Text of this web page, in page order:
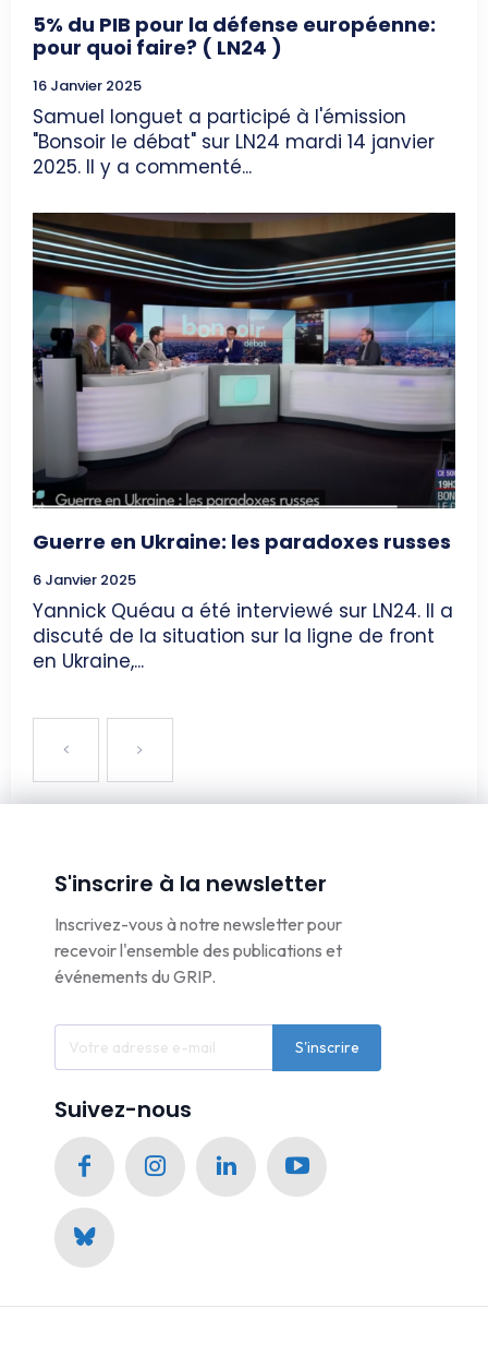
5% du PIB pour la défense européenne:
pour quoi faire? ( LN24 )
16 Janvier 2025
Samuel longuet a participé à l'émission
"Bonsoir le débat" sur LN24 mardi 14 janvier
2025. Il y a commenté...
Guerre en Ukraine: les paradoxes russes
6 Janvier 2025
Yannick Quéau a été interviewé sur LN24. Il a
discuté de la situation sur la ligne de front
en Ukraine,...
S'inscrire à la newsletter
Inscrivez-vous à notre newsletter pour
recevoir l'ensemble des publications et
événements du GRIP.
S'inscrire
Suivez-nous